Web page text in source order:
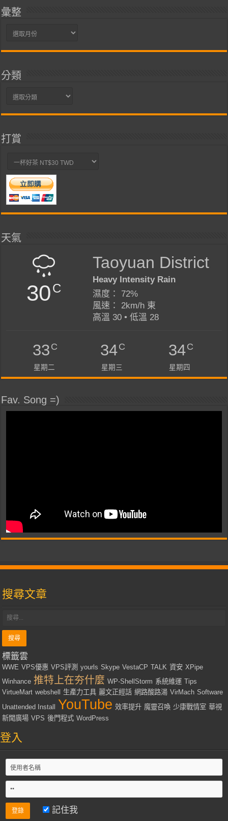
彙整
彙
分類
分
打賞
天氣
30C
Taoyuan District
Heavy Intensity Rain
濕度： 72%
風速： 2km/h 東
高溫 30 • 低溫 28
33C
星期二
34C
星期三
34C
星期四
Fav. Song =)
搜尋文章
標籤雲
WWE VPS優惠 VPS評測 yourls Skype VestaCP TALK 資安 XPipe
Winhance 推特上在夯什麼 WP-ShellStorm 系統維運 Tips
VirtueMart webshell 生產力工具 麗文正經話 網路酸路湯 VirMach Software
Unattended Install
YouTube 效率提升 魔靈召喚 少康戰情室 華視
新聞廣場 VPS 後門程式 WordPress
登入
記住我